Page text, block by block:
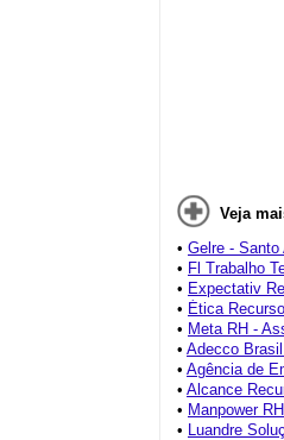
Veja
• Gelre - Santo
• Fl Trabalho
• Expectativ
• Ética
• Meta RH -
• Adecco
• Agência de
• Alcance
• Manpower
• Luandre